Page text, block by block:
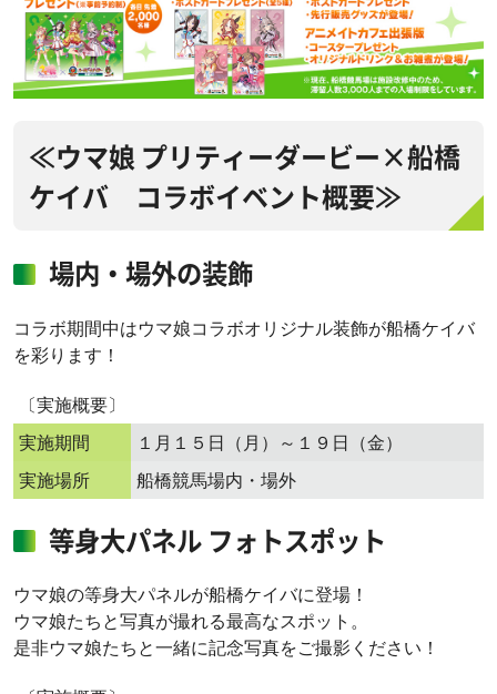
≪ウマ娘 プリティーダービー×船橋
ケイバ コラボイベント概要≫
場内・場外の装飾
コラボ期間中はウマ娘コラボオリジナル装飾が船橋ケイバ
を彩ります！
〔実施概要〕
実施期間
１月１５日（月）～１９日（金）
実施場所
船橋競馬場内・場外
等身大パネル フォトスポット
ウマ娘の等身大パネルが船橋ケイバに登場！
ウマ娘たちと写真が撮れる最高なスポット。
是非ウマ娘たちと一緒に記念写真をご撮影ください！